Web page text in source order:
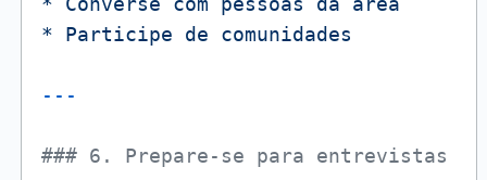
*
Participe de comunidades
### 6. Prepare-se para entrevistas